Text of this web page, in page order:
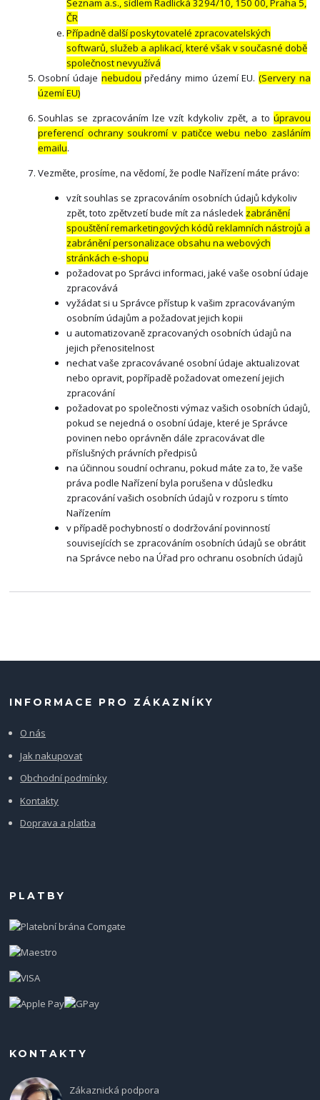
Seznam a.s., sídlem Radlická 3294/10, 150 00, Praha 5,
ČR
Případně další poskytovatelé zpracovatelských
softwarů, služeb a aplikací, které však v současné době
společnost nevyužívá
Osobní údaje nebudou předány mimo území EU.(Servery na
území EU)
Souhlas se zpracováním lze vzít kdykoliv zpět, a to úpravou
preferencí ochrany soukromí v patičce webu nebo zasláním
emailu.
Vezměte, prosíme, na vědomí, že podle Nařízení máte právo:
vzít souhlas se zpracováním osobních údajů kdykoliv
zpět, toto zpětvzetí bude mít za následek zabránění
spouštění remarketingových kódů reklamních nástrojů a
zabránění personalizace obsahu na webových
stránkách e-shopu
požadovat po Správci informaci, jaké vaše osobní údaje
zpracovává
vyžádat si u Správce přístup k vašim zpracovávaným
osobním údajům a požadovat jejich kopii
u automatizovaně zpracovaných osobních údajů na
jejich přenositelnost
nechat vaše zpracovávané osobní údaje aktualizovat
nebo opravit, popřípadě požadovat omezení jejich
zpracování
požadovat po společnosti výmaz vašich osobních údajů,
pokud se nejedná o osobní údaje, které je Správce
povinen nebo oprávněn dále zpracovávat dle
příslušných právních předpisů
na účinnou soudní ochranu, pokud máte za to, že vaše
práva podle Nařízení byla porušena v důsledku
zpracování vašich osobních údajů v rozporu s tímto
Nařízením
v případě pochybností o dodržování povinností
souvisejících se zpracováním osobních údajů se obrátit
na Správce nebo na Úřad pro ochranu osobních údajů
INFORMACE PRO ZÁKAZNÍKY
O nás
Jak nakupovat
Obchodní podmínky
Kontakty
Doprava a platba
PLATBY
KONTAKTY
Zákaznická podpora